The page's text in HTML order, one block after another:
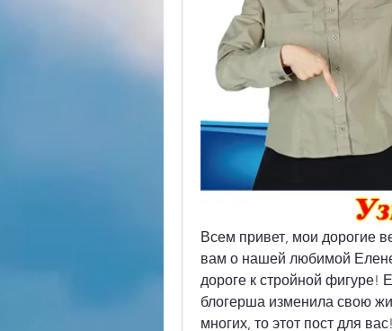
Всем привет, мои дорогие
вам о нашей любимой
дороге к стройной фигуре!
блогерша изменила свою
многих, то этот пост для